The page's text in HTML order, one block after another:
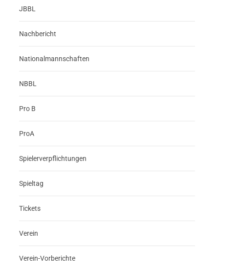
JBBL
Nachbericht
Nationalmannschaften
NBBL
Pro B
ProA
Spielerverpflichtungen
Spieltag
Tickets
Verein
Verein-Vorberichte